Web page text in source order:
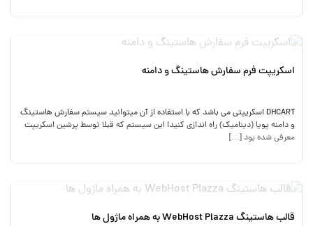
اسکریپت فرم سفارش هاستینگ و دامنه
DHCART اسکریپتی می باشد که با استفاده از آن میتوانید سیستم سفارش هاستینگ
و دامنه پویا (دینامیک) راه اندازی کنید! این سیستم که قبلا توسط پرشین اسکریپت
معرفی شده بود […]
قالب هاستینگ WebHost Plazza به همراه ماژول ها